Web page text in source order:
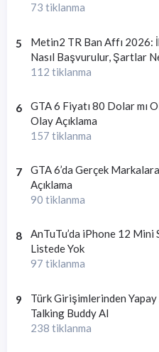
73 tiklanma
5
Metin2 TR Ban Affı 2026:
Nasıl Başvurulur, Şartlar
112 tiklanma
6
GTA 6 Fiyatı 80 Dolar mı
Olay Açıklama
157 tiklanma
7
GTA 6’da Gerçek
Açıklama
90 tiklanma
8
AnTuTu’da iPhone 12
Listede Yok
97 tiklanma
9
Türk Girişimlerinden
Talking Buddy AI
238 tiklanma